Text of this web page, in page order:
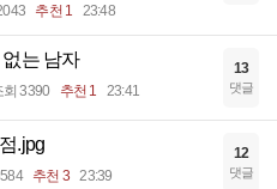
추천 1 23:48
는 남자
회 3390 추천 1 23:41
13
댓글
.jpg
추천 3 23:39
12
댓글